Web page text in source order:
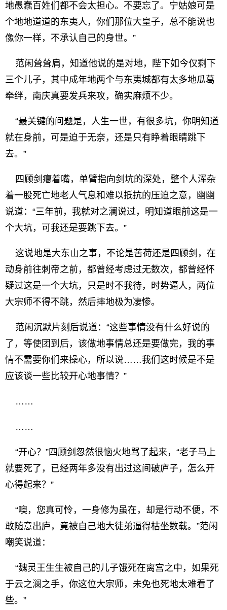
地愚蠢百姓们都不会太担心。不要忘了。宁姑娘可是
个地地道道的东夷人，你们那位大皇子，总不能说也
像你一样，不承认自己的身世。”
范闲耸耸肩，知道他说的是对地，陛下如今仅剩下
三个儿子，其中成年地两个与东夷城都有太多地瓜葛
牵绊，南庆真要发兵来攻，确实麻烦不少。
“最关键的问题是，人生一世，有很多坑，你明知道
就在身前，可是迫于无奈，还是只有睁着眼睛跳下
去。”
四顾剑瘪着嘴，单臂指向剑坑的深处，整个人浑杂
着一股死亡地老人气息和难以抵抗的压迫之意，幽幽
说道：“三年前，我就对之澜说过，明知道眼前这是一
个大坑，可我还是要跳下去。”
这说地是大东山之事，不论是苦荷还是四顾剑，在
动身前往刺帝之前，都曾经考虑过无数次，都曾经怀
疑过这是一个大坑，只是时不我待，时势逼人，两位
大宗师不得不跳，然后摔地极为凄惨。
范闲沉默片刻后说道：“这些事情没有什么好说的
了，等使团到后，该做地事情总还是要做完，我的事
情不需要你们来操心，所以说……我们这时候是不是
应该谈一些比较开心地事情？”
……
……
“开心？”四顾剑忽然很恼火地骂了起来，“老子马上
就要死了，已经两年多没有出过这间破庐子，怎么开
心得起来？”
“噢，您真可怜，一身修为虽在，却是行动不便，不
敢随意出庐，竟被自己地大徒弟逼得枯坐数载。”范闲
嘲笑说道：
“魏灵王生生被自己的儿子饿死在离宫之中，如果死
于云之澜之手，你这位大宗师，未免也死地太难看了
些。”